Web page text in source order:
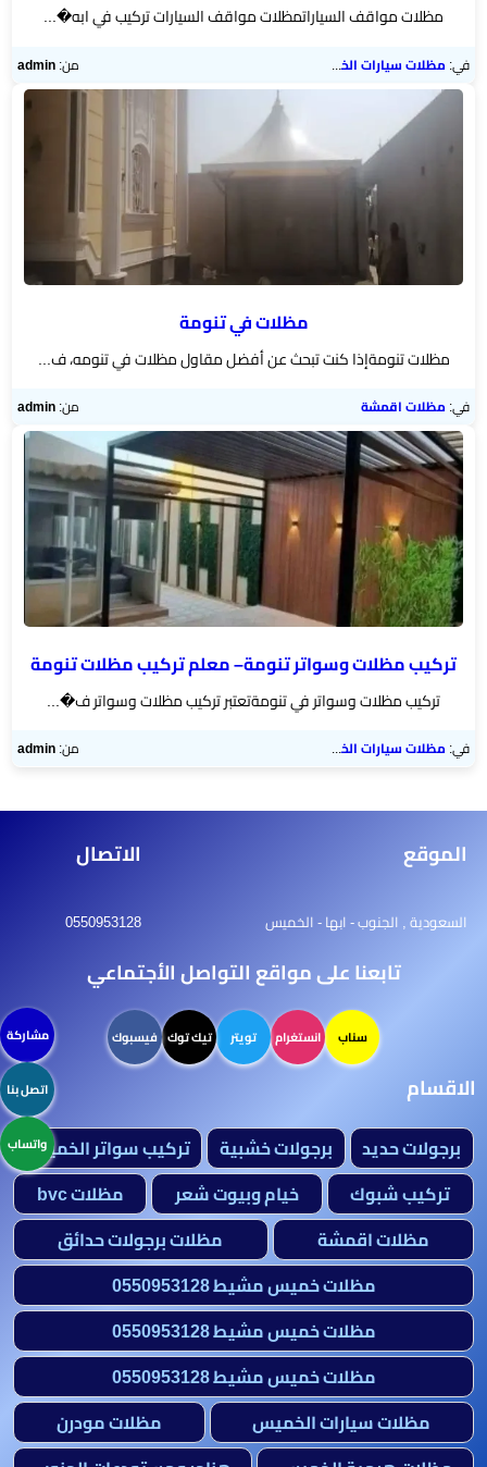
مظلات مواقف السياراتمظلات مواقف السيارات تركيب في ابه�...
في:مظلات سيارات الخميس من:admin
مظلات في تنومة
مظلات تنومةإذا كنت تبحث عن أفضل مقاول مظلات في تنومه، ف...
في:مظلات اقمشة من:admin
تركيب مظلات وسواتر تنومة– معلم تركيب مظلات تنومة
تركيب مظلات وسواتر في تنومةتعتبر تركيب مظلات وسواتر ف�...
في:مظلات سيارات الخميس من:admin
الموقع الاتصال
السعودية , الجنوب - ابها - الخميس 0550953128
تابعنا على مواقع التواصل الأجتماعي
سناب انستغرام تويتر تيك توك فيسبوك
الاقسام
برجولات حديد برجولات خشبية
تركيب سواتر الخميس
تركيب شبوك
خيام وبيوت شعر
مظلات bvc
مظلات اقمشة
مظلات برجولات حدائق
مظلات خميس مشيط 0550953128
مظلات خميس مشيط 0550953128
مظلات خميس مشيط 0550953128
مظلات سيارات الخميس
مظلات مودرن
مشاركة
اتصل بنا
واتساب